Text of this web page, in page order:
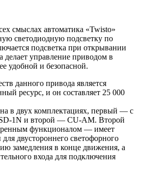
смыслах автоматика «Twisto»
светодиодную подсветку по
подсветка при открывании
делает управление приводом в
удобной и безопасной.
данного привода является
ресурс, и он составляет 25 000
в двух комплектациях, первый — с
1N и второй — CU-AM. Второй
функционалом — имеет
двустороннего светофорного
замедления в конце движения, а
входа для подключения